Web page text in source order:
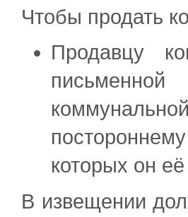
Чтобы продать
Продавцу
которых он
В извещении